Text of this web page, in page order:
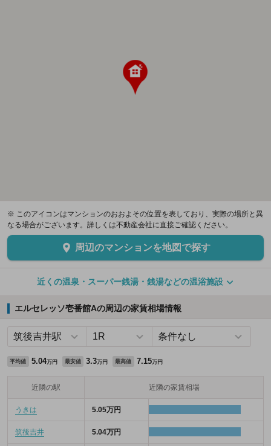
※ このアイコンはマンションのおおよその位置を表しており、実際の場所と異
なる場合がございます。詳しくは不動産会社に直接ご確認ください。
周辺のマンションを地図で探す
近くの温泉・スーパー銭湯・銭湯などの温浴施設
エルセレッソ壱番館Aの周辺の家賃相場情報
平均値 5.04万円 最安値 3.3万円 最高値 7.15万円
近隣の駅 近隣の家賃相場
うきは 5.05万円
筑後吉井 5.04万円